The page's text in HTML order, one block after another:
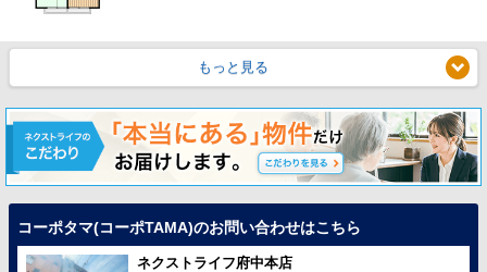
もっと見る
コーポタマ(コーポTAMA)のお問い合わせはこちら
ネクストライフ府中本店